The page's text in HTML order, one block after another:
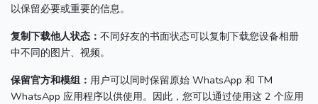
以保留必要或重要的信息。
复制下载他人状态： 不同好友的书面状态可以复制下载您设备相册
中不同的图片、视频。
保留官方和模组： 用户可以同时保留原始 WhatsApp 和 TM
WhatsApp 应用程序以供使用。 因此，您可以通过使用这 2 个应用